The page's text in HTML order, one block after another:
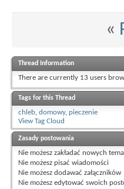
«
Thread Information
There are currently 13 users
Tags for this Thread
chleb domowy, pieczenie
View Tag Cloud
Zasady postowania
Nie możesz zakładać nowych
Nie możesz pisać wiadomości
Nie możesz dodawać załączników
Nie możesz edytować swoich